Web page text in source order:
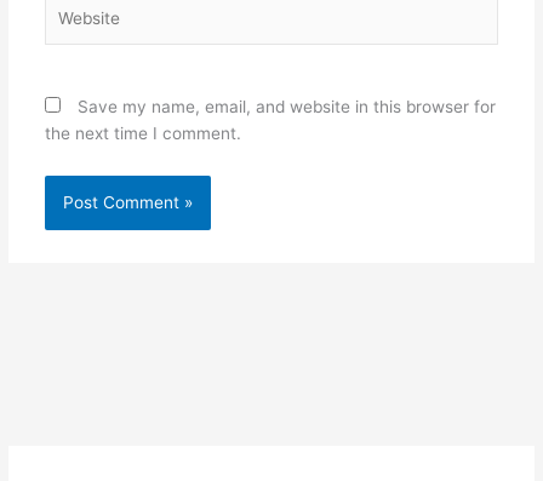
Save my name, email, and website in this browser for
the next time I comment.